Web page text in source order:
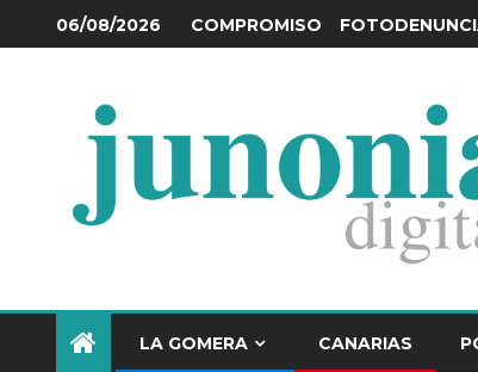
06/08/2026 COMPROMISO
LA GOMERA CANARIAS